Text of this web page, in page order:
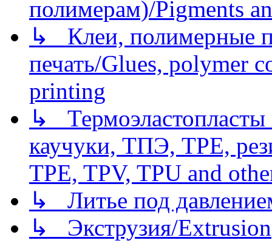
полимерам)/Pigments
↳ Клеи, полимерные
печать/Glues, polymer
printing
↳
каучуки, ТПЭ, TPE,
TPE, TPV, TPU and
↳ Литье под
↳ Экструзия/Extrusion